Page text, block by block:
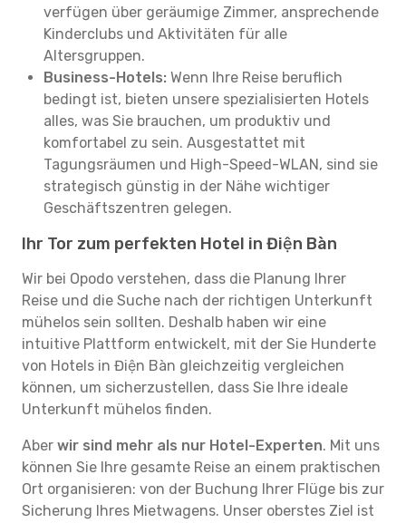
verfügen über geräumige Zimmer, ansprechende
Kinderclubs und Aktivitäten für alle
Altersgruppen.
Business-Hotels: Wenn Ihre Reise beruflich
bedingt ist, bieten unsere spezialisierten Hotels
alles, was Sie brauchen, um produktiv und
komfortabel zu sein. Ausgestattet mit
Tagungsräumen und High-Speed-WLAN, sind sie
strategisch günstig in der Nähe wichtiger
Geschäftszentren gelegen.
Ihr Tor zum perfekten Hotel in Điện Bàn
Wir bei Opodo verstehen, dass die Planung Ihrer
Reise und die Suche nach der richtigen Unterkunft
mühelos sein sollten. Deshalb haben wir eine
intuitive Plattform entwickelt, mit der Sie Hunderte
von Hotels in Điện Bàn gleichzeitig vergleichen
können, um sicherzustellen, dass Sie Ihre ideale
Unterkunft mühelos finden.
Aber wir sind mehr als nur Hotel-Experten. Mit uns
können Sie Ihre gesamte Reise an einem praktischen
Ort organisieren: von der Buchung Ihrer Flüge bis zur
Sicherung Ihres Mietwagens. Unser oberstes Ziel ist